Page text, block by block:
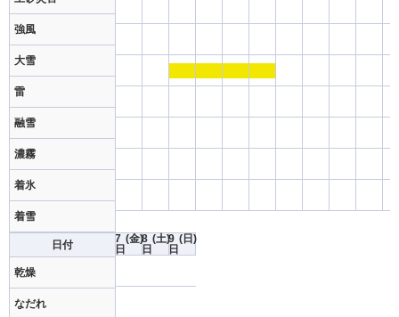
強風
大雪
雷
融雪
濃霧
着氷
着雪
日付
乾燥
なだれ
7
日
(金)8
日
(土)9
日
(日)